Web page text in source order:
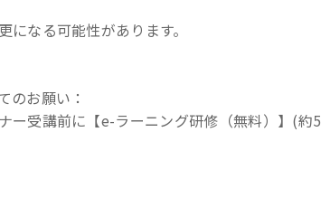
なる可能性があります。
のお願い：
ー受講前に【e-ラーニング研修（無料）】(約